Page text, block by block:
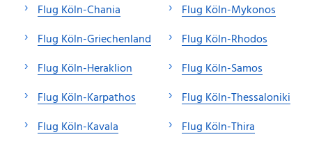
Flug Köln-Chania
Flug Köln-Griechenland
Flug Köln-Heraklion
Flug Köln-Karpathos
Flug Köln-Kavala
Flug Köln-Mykonos
Flug Köln-Rhodos
Flug Köln-Samos
Flug Köln-Thessaloniki
Flug Köln-Thira